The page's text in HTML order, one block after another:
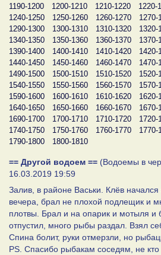
1190-1200
1200-1210 1210-1220 1220-
1240-1250
1250-1260 1260-1270 1270-
1290-1300
1300-1310 1310-1320 1320-
1340-1350
1350-1360 1360-1370 1370-
1390-1400
1400-1410 1410-1420 1420-
1440-1450
1450-1460 1460-1470 1470-
1490-1500
1500-1510 1510-1520 1520-
1540-1550
1550-1560 1560-1570 1570-
1590-1600
1600-1610 1610-1620 1620-
1640-1650
1650-1660 1660-1670 1670-
1690-1700
1700-1710 1710-1720 1720-
1740-1750
1750-1760 1760-1770 1770-
1790-1800
1800-1810
== Другой водоем == (Водоемы в
16.03.2019 19:59
Залив, в районе Васьки. Клёв
вечера, брал не плохой подлещик и
плотвы. Брал и на опарик и мотыля и
отпустил, много рыбы раздал. Взял
Спина болит, руки отмерзли, но
PS. Спасибо рыбакам соседям, не